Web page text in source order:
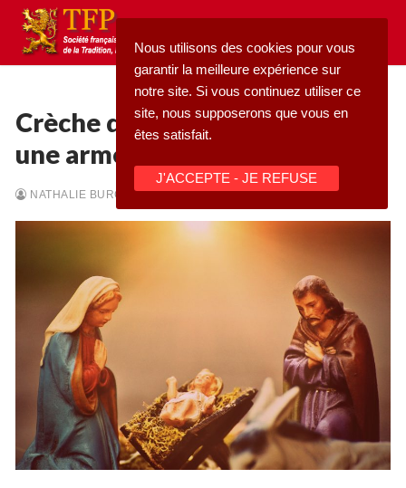
Aller
contenu
Rechercher
Accueil
Qu’est-ce que la TFP
Action
Médiathèque
Crèche d’Asnières : la laïcité,
une arme contre Noël ?
NATHALIE BURCKHARDT - 05/01/2026 - NOËL
Nous utilisons des cookies pour vous
garantir la meilleure expérience sur
notre site. Si vous continuez utiliser ce
site, nous supposerons que vous en
êtes satisfait.
J'ACCEPTE - JE REFUSE